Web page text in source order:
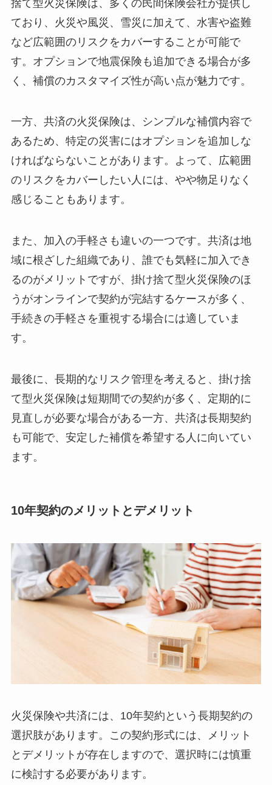
捨て型火災保険は、多くの民間保険会社が提供し
ており、火災や風災、雪災に加えて、水害や盗難
など広範囲のリスクをカバーすることが可能で
す。オプションで地震保険も追加できる場合が多
く、補償のカスタマイズ性が高い点が魅力です。
一方、共済の火災保険は、シンプルな補償内容で
あるため、特定の災害にはオプションを追加しな
ければならないことがあります。よって、広範囲
のリスクをカバーしたい人には、やや物足りなく
感じることもあります。
また、加入の手軽さも違いの一つです。共済は地
域に根ざした組織であり、誰でも気軽に加入でき
るのがメリットですが、掛け捨て型火災保険のほ
うがオンラインで契約が完結するケースが多く、
手続きの手軽さを重視する場合には適していま
す。
最後に、長期的なリスク管理を考えると、掛け捨
て型火災保険は短期間での契約が多く、定期的に
見直しが必要な場合がある一方、共済は長期契約
も可能で、安定した補償を希望する人に向いてい
ます。
10年契約のメリットとデメリット
火災保険や共済には、10年契約という長期契約の
選択肢があります。この契約形式には、メリット
とデメリットが存在しますので、選択時には慎重
に検討する必要があります。